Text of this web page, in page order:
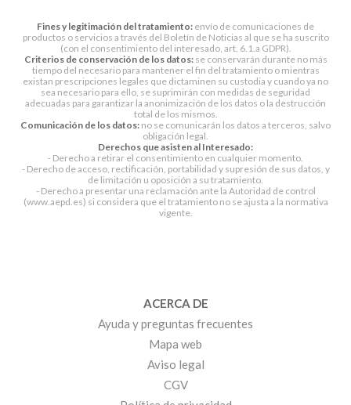
Fines y legitimación del tratamiento: envío de comunicaciones de
productos o servicios a través del Boletín de Noticias al que se ha suscrito
(con el consentimiento del interesado, art. 6.1.a GDPR).
Criterios de conservación de los datos:se conservarán durante no más
tiempo del necesario para mantener el fin del tratamiento o mientras
existan prescripciones legales que dictaminen su custodia y cuando ya no
sea necesario para ello, se suprimirán con medidas de seguridad
adecuadas para garantizar la anonimización de los datos o la destrucción
total de los mismos.
Comunicación de los datos: no se comunicarán los datos a terceros, salvo
obligación legal.
Derechos que asisten al Interesado:
- Derecho a retirar el consentimiento en cualquier momento.
- Derecho de acceso, rectificación, portabilidad y supresión de sus datos, y
de limitación u oposición a su tratamiento.
- Derecho a presentar una reclamación ante la Autoridad de control
(www.aepd.es) si considera que el tratamiento no se ajusta a la normativa
vigente.
ACERCA DE
Ayuda y preguntas frecuentes
Mapa web
Aviso legal
CGV